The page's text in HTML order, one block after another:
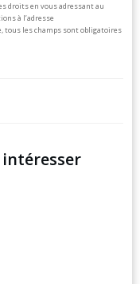
droits en vous adressant au
à l’adresse
tous les champs sont obligatoires